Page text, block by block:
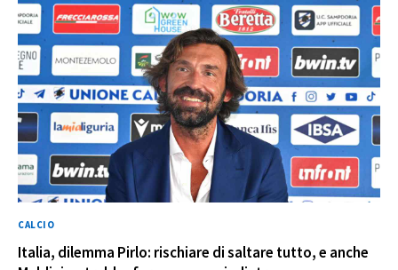
CALCIO
Italia, dilemma Pirlo: rischiare di saltare tutto, e anche